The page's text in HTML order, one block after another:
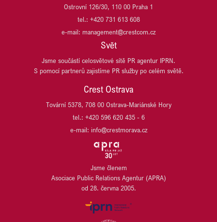
REALISM (DŘÍVE T.E)
SCHNEIDER ELECTRIC
UBM DEVELOPMENT CZECHIA
VARYÁDA KARLOVY VARY
HOCHTIEF DEVELOPMENT
ITT OSTRAVA
JRD/JRD GROUP
KB PENZIJNÍ SPOLEČNOST
LINDE MATERIAL HANDLING
Ostrovní 126/30, 110 00 Praha 1
tel.: +420 731 613 608
e-mail: management@crestcom.cz
Svět
Jsme součástí celosvětové sítě PR agentur IPRN.
S pomocí partnerů zajistíme PR služby po celém světě.
Crest Ostrava
Tovární 5378, 708 00 Ostrava-Mariánské Hory
tel.: +420 596 620 435 - 6
e-mail: info@crestmorava.cz
Jsme členem
Asociace Public Relations Agentur (APRA)
od 28. června 2005.